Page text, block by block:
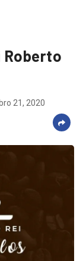
Roberto
21, 2020